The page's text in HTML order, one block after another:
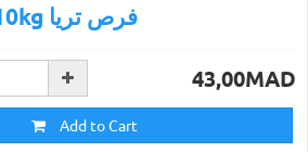
10kg فرص تريا
43,00MAD
Add to Cart